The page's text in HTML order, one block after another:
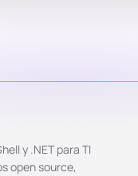
y .NET para TI
open source,